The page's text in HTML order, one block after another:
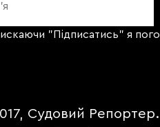
"Підписатись" я
Судовий